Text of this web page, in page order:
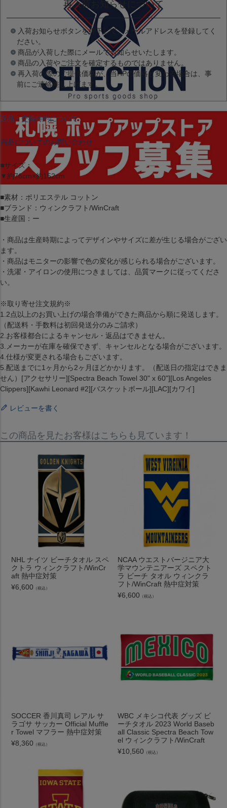
再入荷お知らせについて
入荷お知らせボタンを押下して、メールアドレスを登録してく
ださい。
商品が入荷した際にメールでお知らせいたします。
商品の入荷やご注文を確定するものではありません。
再入荷の際のご提供価格が、当HPの価格と変わる場合は、事
前にご連絡差し上げます。
返品・交換特約について
商品についてのお問い合わせ
■サイズ：
▼約76cm×約152cm
■素材：ポリエステル コットン
■ブランド：ウィンクラフト/WinCraft
■生産国：ー
・商品は生産時期によってデザインやサイズに差が生じる場合がござい
ます。
・商品はモニターの影響で色の変化が感じられる場合がございます。
・洗濯・アイロンの使用につきましては、品質マークに従ってくださ
い。
※取り寄せ注文規約※
1.2点以上のお買い上げの場合準備ができた商品から順に発送します。
（配送料・手数料は初回発送分のみご請求）
2.お客様都合によるキャンセル・返品はできません。
3.メーカーが在庫を確保できず、キャンセルとなる場合がございます。
4.仕様が変更される場合もございます。
5.配送までに1ヶ月から2ヶ月ほどかかります。（配送日の指定はできま
せん）[アクセサリー][Spectra Beach Towel 30" x 60"][Los Angeles
Clippers][Kawhi Leonard #2][バスケットボール][LAC][カワイ]
レビューを書く
この商品を見たお客様はこちらも見ています！
NHL ナイツ ビーチタオル スペ
クトラ ウィンクラフト/WinCr
aft 熱中症対策
¥6,600 （税込）
NCAA ウエストバージニア大
学マウンテニアーズ スペクト
ラ ビーチ タオル ウィンクラ
フト/WinCraft 熱中症対策
¥6,600 （税込）
SOCCER 香川真司 レアル サ
ラゴサ サッカー Official Muffle
r Towel マフラー 熱中症対策
¥8,360 （税込）
WBC メキシコ代表 グッズ ビ
ーチタオル 2023 World Baseb
all Classic Spectra Beach Tow
el ウィンクラフト/WinCraft
¥10,560 （税込）